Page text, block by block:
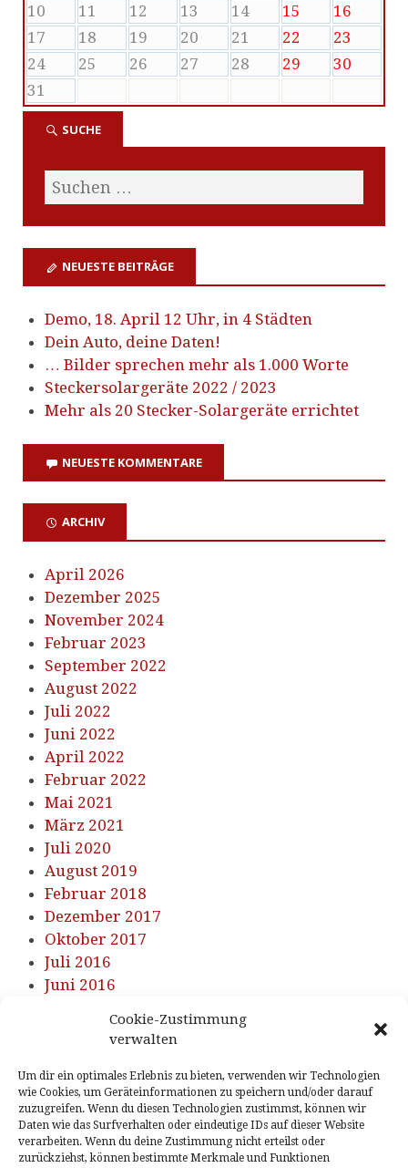
Cookie-Zustimmung
verwalten
Um dir ein optimales Erlebnis zu bieten, verwenden wir Technologien
wie Cookies, um Geräteinformationen zu speichern und/oder darauf
zuzugreifen. Wenn du diesen Technologien zustimmst, können wir
Daten wie das Surfverhalten oder eindeutige IDs auf dieser Website
verarbeiten. Wenn du deine Zustimmung nicht erteilst oder
zurückziehst, können bestimmte Merkmale und Funktionen
10
11 12 13 14 15
16
17
18 19 20 21 22
23
24
25 26 27 28 29
30
31
SUCHE
NEUESTE BEITRÄGE
Demo, 18. April 12 Uhr, in 4 Städten
Dein Auto, deine Daten!
… Bilder sprechen mehr als 1.000 Worte
Steckersolargeräte 2022 / 2023
Mehr als 20 Stecker-Solargeräte errichtet
NEUESTE KOMMENTARE
ARCHIV
April 2026
Dezember 2025
November 2024
Februar 2023
September 2022
August 2022
Juli 2022
Juni 2022
April 2022
Februar 2022
Mai 2021
März 2021
Juli 2020
August 2019
Februar 2018
Dezember 2017
Oktober 2017
Juli 2016
Juni 2016
KATEGORIEN
Energie Kreis Euskirchen
Klima allgemein
Mobilitätswende
Stecker-Solar-Geräte